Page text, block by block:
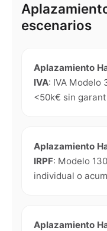
escenarios
Aplazamiento
IVA: IVA Modelo
<50k€ sin
Aplazamiento
IRPF: Modelo
individual o
Aplazamiento